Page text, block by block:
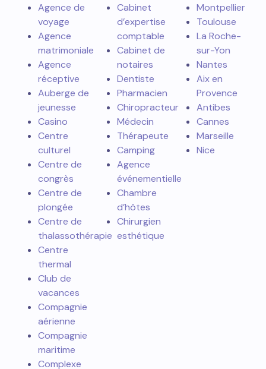
Agence de
voyage
Agence
matrimoniale
Agence
réceptive
Auberge de
jeunesse
Casino
Centre
culturel
Centre de
congrès
Centre de
plongée
Centre de
thalassothérapie
Centre
thermal
Club de
vacances
Compagnie
aérienne
Compagnie
maritime
Complexe
Cabinet
d’expertise
comptable
Cabinet de
notaires
Dentiste
Pharmacien
Chiropracteur
Médecin
Thérapeute
Camping
Agence
événementielle
Chambre
d’hôtes
Chirurgien
esthétique
Montpellier
Toulouse
La Roche-
sur-Yon
Nantes
Aix en
Provence
Antibes
Cannes
Marseille
Nice